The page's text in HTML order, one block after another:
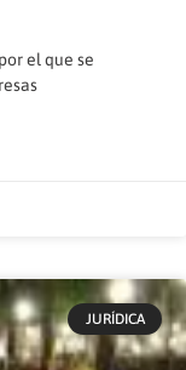
el que se
JURÍDICA